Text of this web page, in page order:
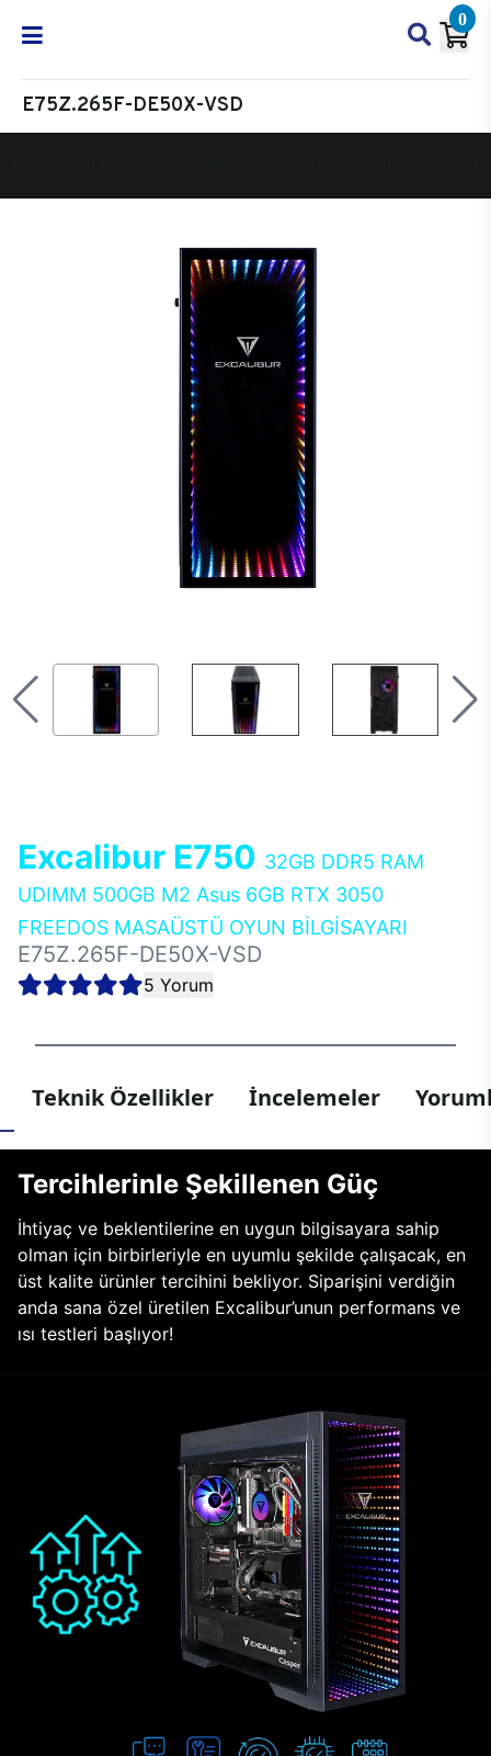
0
E75Z.265F-DE50X-VSD
Excalibur E750 32GB DDR5 RAM
UDIMM 500GB M2 Asus 6GB RTX 3050
FREEDOS MASAÜSTÜ OYUN BİLGİSAYARI
E75Z.265F-DE50X-VSD
5 Yorum
Teknik Özellikler İncelemeler
Tercihlerinle Şekillenen Güç
İhtiyaç ve beklentilerine en uygun bilgisayara sahip
olman için birbirleriyle en uyumlu şekilde çalışacak, en
üst kalite ürünler tercihini bekliyor. Siparişini verdiğin
anda sana özel üretilen Excalibur’unun performans ve
ısı testleri başlıyor!